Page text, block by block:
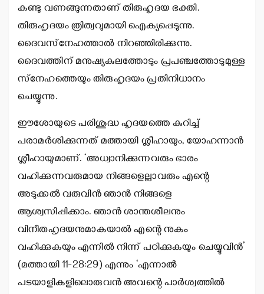
കണ്ടു വണങ്ങുന്നതാണ് തിരുഹൃദയ ഭക്തി.
തിരുഹൃദയം ത്രിത്വവുമായി ഐക്യപ്പെടുന്നു.
ദൈവസ്‌നേഹത്താല്‍ നിറഞ്ഞിരിക്കുന്നു.
ദൈവത്തിന് മനുഷ്യകുലത്തോടും പ്രപഞ്ചത്തോടുമുള്ള
സ്‌നേഹത്തെയും തിരുഹൃദയം പ്രതിനിധാനം
ചെയ്യുന്നു.
ഈശോയുടെ പരിശുദ്ധ ഹൃദയത്തെ കുറിച്ച്
പരാമര്‍ശിക്കുന്നത് മത്തായി ശ്ലീഹായും, യോഹന്നാന്‍
ശ്ലീഹായുമാണ്. ‘അധ്വാനിക്കുന്നവരും ഭാരം
വഹിക്കുന്നവരുമായ നിങ്ങളെല്ലാവരും എന്റെ
അടുക്കല്‍ വരുവിന്‍ ഞാന്‍ നിങ്ങളെ
ആശ്വസിപ്പിക്കാം. ഞാന്‍ ശാന്തശീലനും
വിനീതഹൃദയനുമാകയാല്‍ എന്റെ നുകം
വഹിക്കുകയും എന്നില്‍ നിന്ന് പഠിക്കുകയും ചെയ്യുവിന്‍’
(മത്തായി 11-28:29) എന്നും ‘എന്നാല്‍
പടയാളികളിലൊരുവന്‍ അവന്റെ പാര്‍ശ്വത്തില്‍